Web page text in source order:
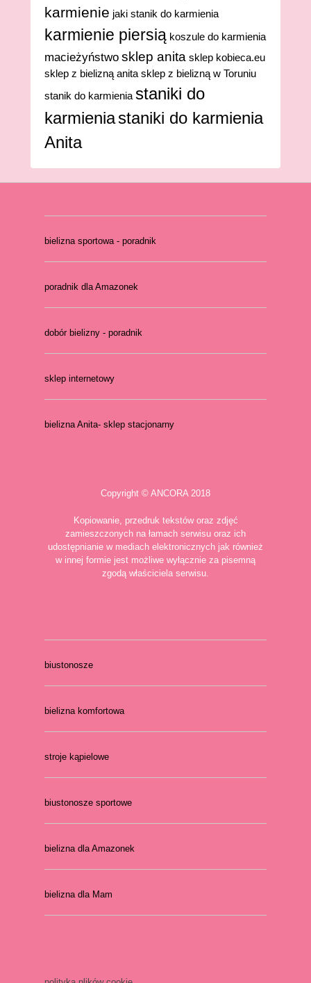
karmienie jaki stanik do karmienia
karmienie piersią koszule do karmienia
macieżyństwo sklep anita sklep kobieca.eu
sklep z bielizną anita sklep z bielizną w Toruniu
stanik do karmienia staniki do
karmieniastaniki do karmienia
Anita
bielizna sportowa - poradnik
poradnik dla Amazonek
dobór bielizny - poradnik
sklep internetowy
bielizna Anita- sklep stacjonarny
Copyright © ANCORA 2018
Kopiowanie, przedruk tekstów oraz zdjęć
zamieszczonych na łamach serwisu oraz ich
udostępnianie w mediach elektronicznych jak również
w innej formie jest możliwe wyłącznie za pisemną
zgodą właściciela serwisu.
biustonosze
bielizna komfortowa
stroje kąpielowe
biustonosze sportowe
bielizna dla Amazonek
bielizna dla Mam